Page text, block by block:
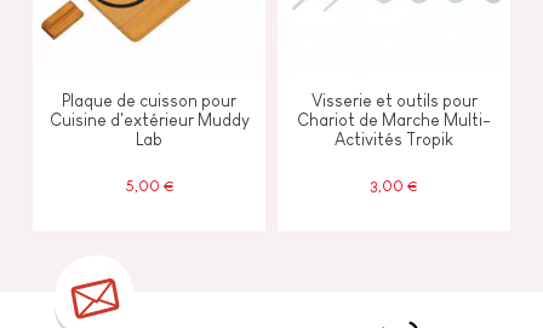
Plaque de cuisson pour
Cuisine d'extérieur Muddy
Lab
5,00 €
Visserie et outils pour
Chariot de Marche Multi-
Activités Tropik
3,00 €